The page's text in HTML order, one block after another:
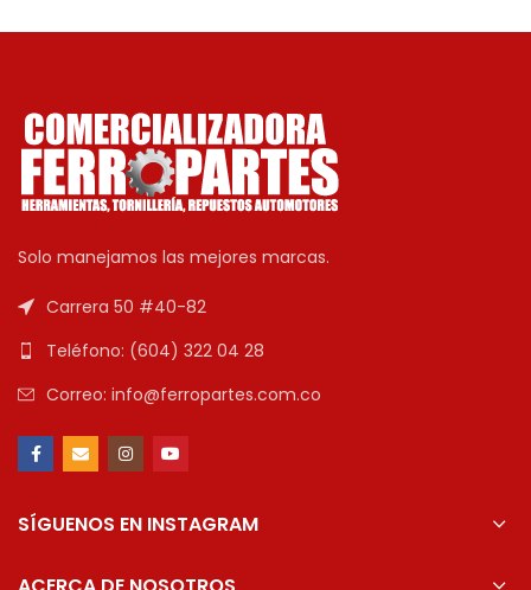
Solo manejamos las mejores marcas.
Carrera 50 #40-82
Teléfono: (604) 322 04 28
Correo: info@ferropartes.com.co
SÍGUENOS EN INSTAGRAM